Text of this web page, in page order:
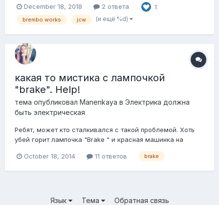
December 18, 2018 2 ответа 1
brembo works jcw (и ещё %d)
какая то мистика с лампочкой
"brake". Help!
тема опубликовал Manenkaya в Электрика должна
быть электрическая
Ребят, может кто сталкивался с такой проблемой. Хоть
убей горит лампочка "Brake " и красная машинка на
датчики проверили, один заменили даже. тормозная
October 18, 2014 11 ответов brake
Язык Тема Обратная связь